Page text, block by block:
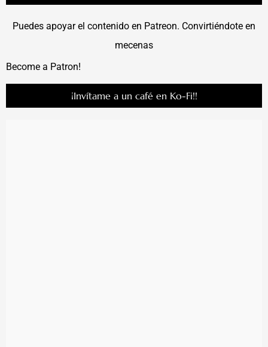
Puedes apoyar el contenido en Patreon. Convirtiéndote en
mecenas
Become a Patron!
¡Invítame a un café en Ko-Fi!!